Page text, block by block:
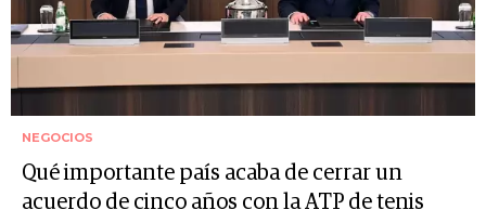
NEGOCIOS
Qué importante país acaba de cerrar un
acuerdo de cinco años con la ATP de tenis